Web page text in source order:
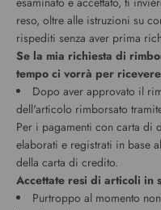
reso, oltre alle istruzioni su
rispediti senza aver prima
Se la mia richiesta di
tempo ci vorrà per
Dopo aver approvato il
dell'articolo rimborsato
Per i pagamenti con carta
elaborati e registrati in base
della carta di credito.
Accettate resi di articoli in
Purtroppo al momento